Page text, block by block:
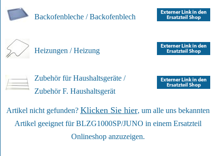
Backofenbleche / Backofenblech
Heizungen / Heizung
Zubehör für Haushaltsgeräte /
Zubehör F. Haushaltsgerät
Artikel nicht gefunden? Klicken Sie hier, um alle uns bekannten
Artikel geeignet für BLZG1000SP/JUNO in einem Ersatzteil
Onlineshop anzuzeigen.